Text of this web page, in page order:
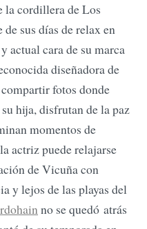
la cordillera de Los
sus días de relax en
actual cara de su marca
diseñadora de
fotos donde
hija, disfrutan de la paz
momentos de
actriz puede relajarse
de Vicuña con
y lejos de las playas del
no se quedó atrás